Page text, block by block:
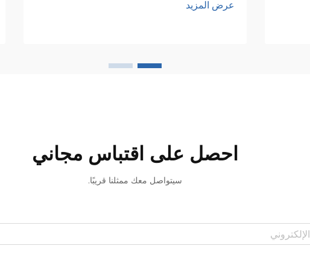
عبر مسافات شاسعة. ويتواجد المحول
عرض المزيد
احصل على اقتباس مجاني
سيتواصل معك ممثلنا قريبًا.